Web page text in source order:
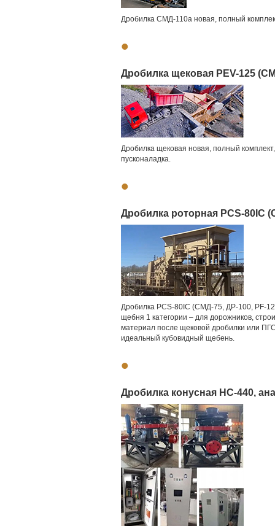
Дробилка СМД-110а новая, полный
•
Дробилка щековая PEV-125
Дробилка щековая новая, полный
пусконаладка.
•
Дробилка роторная PCS-80IC
Дробилка PCS-80IC (СМД-75, ДР-100, PF-
щебня 1 категории – для дорожников,
материал после щековой дробилки или
идеальный кубовидный щебень.
•
Дробилка конусная HC-440,